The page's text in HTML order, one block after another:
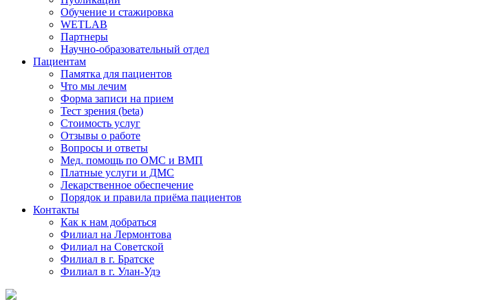
Обучение и стажировка
WETLAB
Партнеры
Научно-образовательный отдел
Пациентам
Памятка для пациентов
Что мы лечим
Форма записи на прием
Тест зрения (beta)
Стоимость услуг
Отзывы о работе
Вопросы и ответы
Мед. помощь по ОМС и ВМП
Платные услуги и ДМС
Лекарственное обеспечение
Порядок и правила приёма пациентов
Контакты
Как к нам добраться
Филиал на Лермонтова
Филиал на Советской
Филиал в г. Братске
Филиал в г. Улан-Удэ